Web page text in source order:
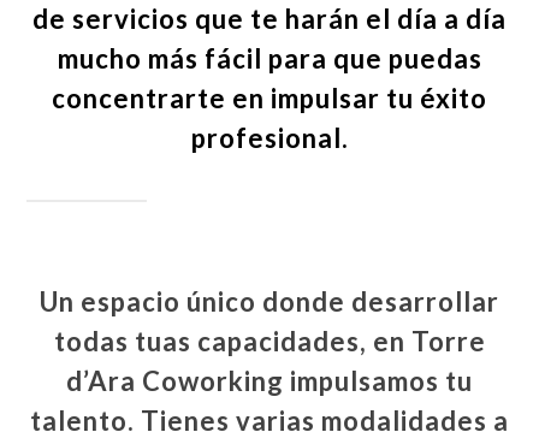
de servicios que te harán el día a día
mucho más fácil para que puedas
concentrarte en impulsar tu éxito
profesional.
Un espacio único donde desarrollar
todas tuas capacidades, en Torre
d’Ara Coworking impulsamos tu
talento. Tienes varias modalidades a